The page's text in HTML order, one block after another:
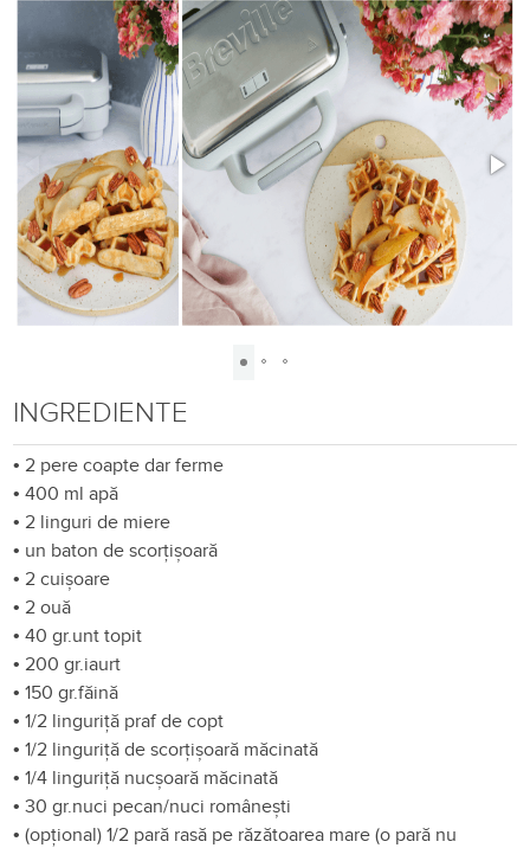
INGREDIENTE
• 2 pere coapte dar ferme
•400 ml apă
• 2 linguri de miere
• un baton de scorțișoară
• 2 cuișoare
• 2 ouă
•40 gr.unt topit
• 200 gr.iaurt
•150 gr.făină
•1/2 linguriță praf de copt
•1/2 linguriță de scorțișoară măcinată
•1/4 linguriță nucșoară măcinată
•30 gr.nuci pecan/nuci românești
•(opțional) 1/2 pară rasă pe răzătoarea mare (o pară nu